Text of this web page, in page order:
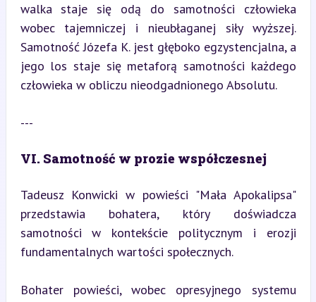
walka staje się odą do samotności człowieka
wobec tajemniczej i nieubłaganej siły wyższej.
Samotność Józefa K. jest głęboko egzystencjalna, a
jego los staje się metaforą samotności każdego
człowieka w obliczu nieodgadnionego Absolutu.
---
VI. Samotność w prozie współczesnej
Tadeusz Konwicki w powieści "Mała Apokalipsa"
przedstawia bohatera, który doświadcza
samotności w kontekście politycznym i erozji
fundamentalnych wartości społecznych.
Bohater powieści, wobec opresyjnego systemu